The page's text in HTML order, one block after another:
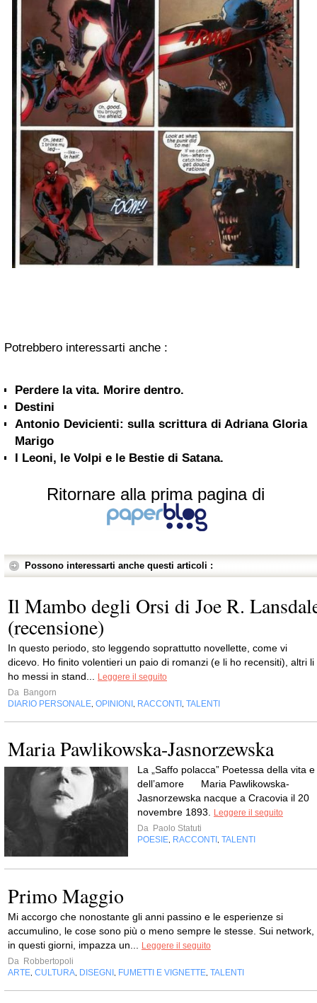
Potrebbero interessarti anche :
Perdere la vita. Morire dentro.
Destini
Antonio Devicienti: sulla scrittura di Adriana Gloria
Marigo
I Leoni, le Volpi e le Bestie di Satana.
Ritornare alla prima pagina di
Possono interessarti anche questi articoli :
Il Mambo degli Orsi di Joe R.
(recensione)
In questo periodo, sto leggendo soprattutto novellette, come vi
dicevo. Ho finito volentieri un paio di romanzi (e li ho recensiti), altri li
ho messi in stand...
Leggere il seguito
Da Bangorn
DIARIO PERSONALE OPINIONI RACCONTI TALENTI
Maria Pawlikowska-Jasnorzewska
La „Saffo polacca” Poetessa della vita e
dell’amore Maria Pawlikowska-
Jasnorzewska nacque a Cracovia il 20
novembre 1893.
Leggere il seguito
Da Paolo Statuti
POESIE RACCONTI TALENTI
Primo Maggio
Mi accorgo che nonostante gli anni passino e le esperienze si
accumulino, le cose sono più o meno sempre le stesse. Sui network,
in questi giorni, impazza un...
Leggere il seguito
Da Robbertopoli
ARTE CULTURA DISEGNI FUMETTI E VIGNETTE TALENTI